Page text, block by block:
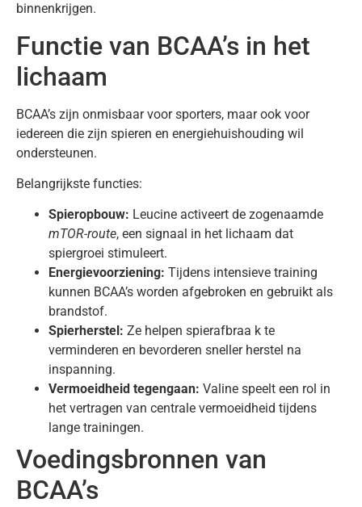
binnenkrijgen.
Functie van BCAA’s in het
lichaam
BCAA’s zijn onmisbaar voor sporters, maar ook voor
iedereen die zijn spieren en energiehuishouding wil
ondersteunen.
Belangrijkste functies:
Spieropbouw: Leucine activeert de zogenaamde
mTOR-route, een signaal in het lichaam dat
spiergroei stimuleert.
Energievoorziening: Tijdens intensieve training
kunnen BCAA’s worden afgebroken en gebruikt als
brandstof.
Spierherstel: Ze helpen spierafbraa k te
verminderen en bevorderen sneller herstel na
inspanning.
Vermoeidheid tegengaan: Valine speelt een rol in
het vertragen van centrale vermoeidheid tijdens
lange trainingen.
Voedingsbronnen van
BCAA’s